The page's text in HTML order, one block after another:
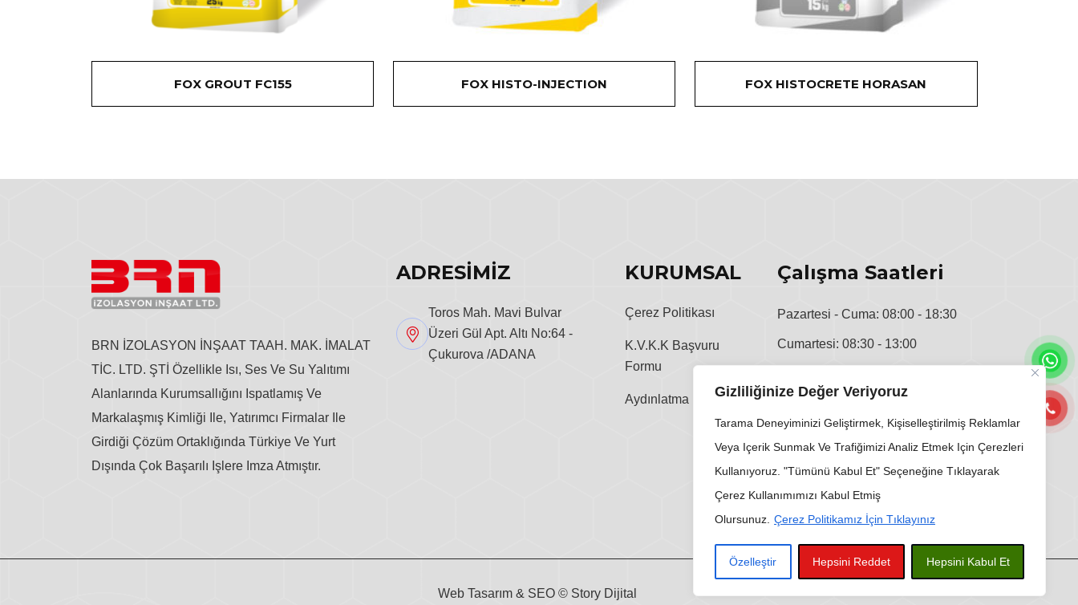
Gizliliğinize Değer Veriyoruz
Tarama Deneyiminizi Geliştirmek, Kişiselleştirilmiş Reklamlar
Veya Içerik Sunmak Ve Trafiğimizi Analiz Etmek Için Çerezleri
Kullanıyoruz. "Tümünü Kabul Et" Seçeneğine Tıklayarak
Çerez Kullanımımızı Kabul Etmiş
Olursunuz. Çerez Politikamız İçin Tıklayınız
Özelleştir Hepsini Reddet Hepsini Kabul Et
FOX GROUT FC155 FOX HISTO-INJECTION FOX HISTOCRETE HORASAN
BRN İZOLASYON İNŞAAT TAAH. MAK. İMALAT
TİC. LTD. ŞTİ Özellikle Isı, Ses Ve Su Yalıtımı
Alanlarında Kurumsallığını Ispatlamış Ve
Markalaşmış Kimliği Ile, Yatırımcı Firmalar Ile
Girdiği Çözüm Ortaklığında Türkiye Ve Yurt
Dışında Çok Başarılı Işlere Imza Atmıştır.
ADRESİMİZ
Toros Mah. Mavi Bulvar
Üzeri Gül Apt. Altı No:64 -
Çukurova /ADANA
KURUMSAL
Çerez Politikası
K.V.K.K Başvuru
Formu
Aydınlatma Metni
Çalışma Saatleri
Pazartesi - Cuma: 08:00 - 18:30
Cumartesi: 08:30 - 13:00
Web Tasarım & SEO © Story Dijital